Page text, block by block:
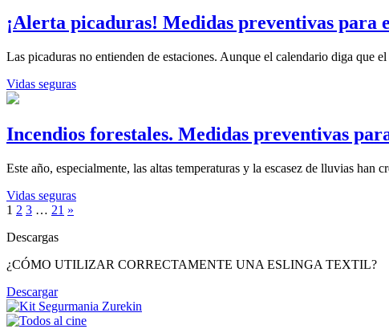
¡Alerta picaduras! Medidas preventivas para
Las picaduras no entienden de estaciones. Aunque el calendario diga que
Vidas seguras
Incendios forestales. Medidas preventivas
Este año, especialmente, las altas temperaturas y la escasez de lluvias han
Vidas seguras
1 2 3 … 21 »
Descargas
¿CÓMO UTILIZAR CORRECTAMENTE UNA ESLINGA TEXTIL?
Descargar